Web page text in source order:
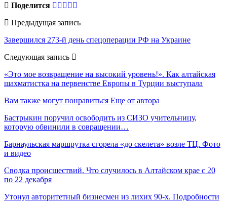
Поделится
Предыдущая запись
Завершился 273-й день спецоперации РФ на Украине
Следующая запись
«Это мое возвращение на высокий уровень!». Как алтайская
шахматистка на первенстве Европы в Турции выступала
Вам также могут понравиться Еще от автора
Бастрыкин поручил освободить из СИЗО учительницу,
которую обвинили в совращении…
Барнаульская маршрутка сгорела «до скелета» возле ТЦ. Фото
и видео
Сводка происшествий. Что случилось в Алтайском крае с 20
по 22 декабря
Утонул авторитетный бизнесмен из лихих 90-х. Подробности